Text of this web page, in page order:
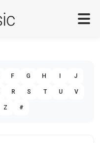
F G H J
R S T U V
Z #